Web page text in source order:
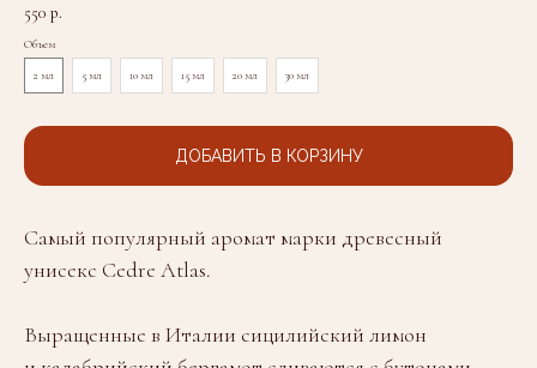
550 р.
Объем
2 мл 5 мл 10 мл 15 мл 20 мл 30 мл
ДОБАВИТЬ В КОРЗИНУ
Самый популярный аромат марки древесный
унисекс Cedre Atlas.
Выращенные в Италии сицилийский лимон